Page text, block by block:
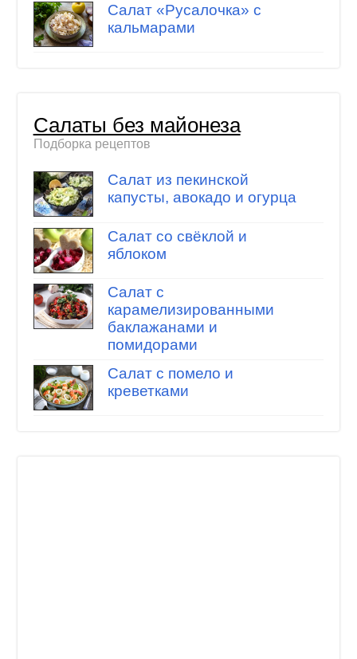
Салат «Русалочка» с
кальмарами
Салаты без майонеза
Подборка рецептов
Салат из пекинской
капусты, авокадо и огурца
Салат со свёклой и
яблоком
Салат с
карамелизированными
баклажанами и
помидорами
Салат с помело и
креветками